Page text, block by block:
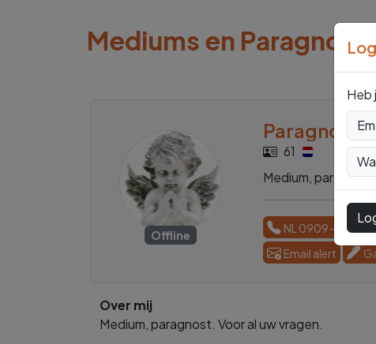
Mediums en
Offline
Paragnost
61
Medium,
NL 0909 - 1700
Email alert
Over mij
Medium, paragnost. Voor al uw vragen.
Heb